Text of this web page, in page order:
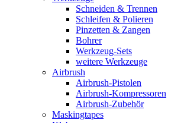
Schneiden & Trennen
Schleifen & Polieren
Pinzetten & Zangen
Bohrer
Werkzeug-Sets
weitere Werkzeuge
Airbrush
Airbrush-Pistolen
Airbrush-Kompressoren
Airbrush-Zubehör
Maskingtapes